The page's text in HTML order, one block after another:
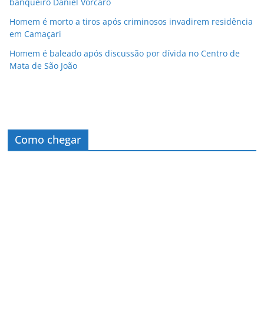
Homem é morto a tiros após criminosos invadirem residência
em Camaçari
Homem é baleado após discussão por dívida no Centro de
Mata de São João
Como chegar